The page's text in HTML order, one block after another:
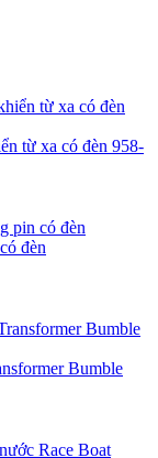
từ xa có đèn 958-
đèn
Bumble